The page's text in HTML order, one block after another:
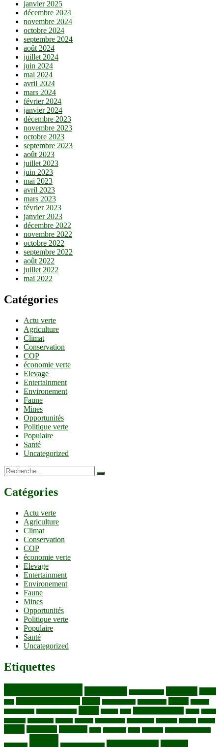
janvier 2025
décembre 2024
novembre 2024
octobre 2024
septembre 2024
août 2024
juillet 2024
juin 2024
mai 2024
avril 2024
mars 2024
février 2024
janvier 2024
décembre 2023
novembre 2023
octobre 2023
septembre 2023
août 2023
juillet 2023
juin 2023
mai 2023
avril 2023
mars 2023
février 2023
janvier 2023
décembre 2022
novembre 2022
octobre 2022
septembre 2022
août 2022
juillet 2022
mai 2022
Catégories
Actu verte
Agriculture
Climat
Conservation
COP
économie verte
Elevage
Entertainment
Environement
Faune
Mines
Opportunités
Politique verte
Populaire
Santé
Uncategorized
Recherche…
Catégories
Actu verte
Agriculture
Climat
Conservation
COP
économie verte
Elevage
Entertainment
Environement
Faune
Mines
Opportunités
Politique verte
Populaire
Santé
Uncategorized
Etiquettes